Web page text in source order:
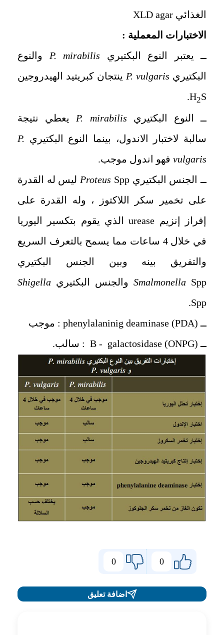
الغذائي XLD agar
الاختبارات المعملية :
ــ يعتبر النوع البكتيري P. mirabilis والنوع
البكتيري P. vulgaris ينتجان كبريتيد الهيدروجين
H2S.
ــ النوع البكتيري P. mirabilis يعطي نتيجة
سالبة لاختبار الاندول، بينما النوع البكتيري P.
vulgaris فهو اندول موجب.
ــ الجنس البكتيري
Proteus Spp ليس له القدرة
على تخمير سكر اللاكتوز ، وله القدرة على
إفراز إنزيم urease الذي يقوم بتكسير اليوريا
في خلال 4 ساعات مما يسمح بالتعرف السريع
والتفريق بينه وبين الجنس البكتيري
Smalmonella Spp والجنس البكتيري
Shigella
Spp.
ــ phenylalaninig deaminase (PDA) : موجب
ــ B - galactosidase (ONPG) : سالب.
0
0
اضافة تعليق